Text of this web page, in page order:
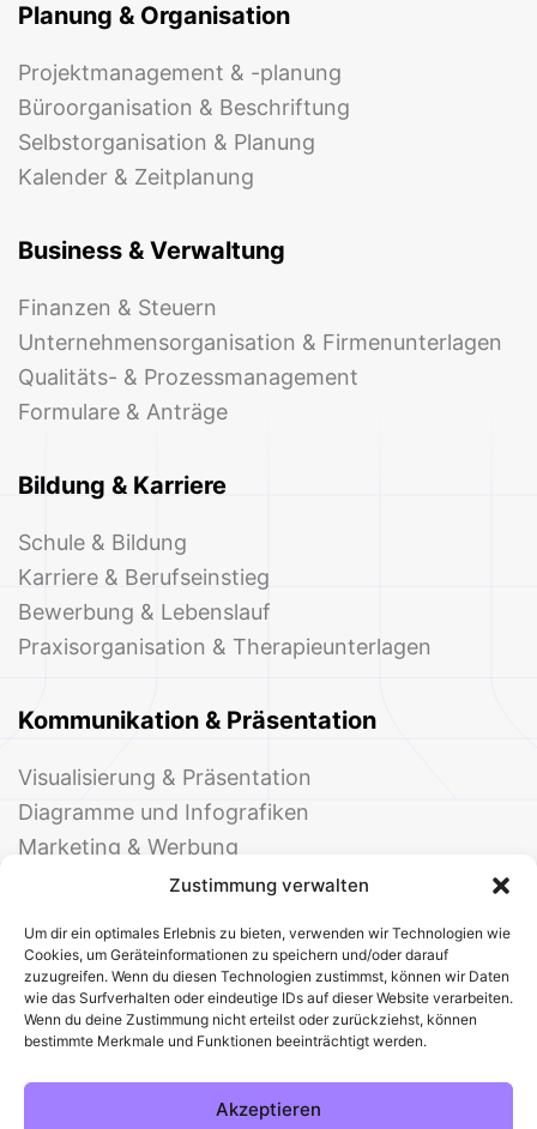
Zustimmung verwalten
Um dir ein optimales Erlebnis zu bieten, verwenden wir Technologien wie
Cookies, um Geräteinformationen zu speichern und/oder darauf
zuzugreifen. Wenn du diesen Technologien zustimmst, können wir Daten
wie das Surfverhalten oder eindeutige IDs auf dieser Website verarbeiten.
Wenn du deine Zustimmung nicht erteilst oder zurückziehst, können
bestimmte Merkmale und Funktionen beeinträchtigt werden.
Akzeptieren
Planung & Organisation
Projektmanagement & -planung
Büroorganisation & Beschriftung
Selbstorganisation & Planung
Kalender & Zeitplanung
Business & Verwaltung
Finanzen & Steuern
Unternehmensorganisation & Firmenunterlagen
Qualitäts- & Prozessmanagement
Formulare & Anträge
Bildung & Karriere
Schule & Bildung
Karriere & Berufseinstieg
Bewerbung & Lebenslauf
Praxisorganisation & Therapieunterlagen
Kommunikation & Präsentation
Visualisierung & Präsentation
Diagramme und Infografiken
Marketing & Werbung
Events & Einladungen
© 2025 Deine Welt der Office-Vorlagen
Alle VorlagenÜber unsKontakt
DatenschutzCookies